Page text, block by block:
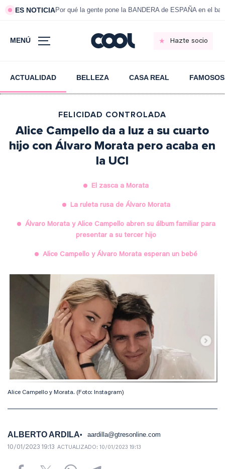
ES NOTICIAPor qué la gente pone la BANDERA de ESPAÑA en el
MENÚ Hazte socio
ACTUALIDAD BELLEZA CASA REAL FAMOSOS
FELICIDAD CONTROLADA
Alice Campello da a luz a su cuarto
hijo con Álvaro Morata pero acaba en
la UCI
El zasca a Morata
La ruleta rusa de Álvaro Morata
Álvaro Morata y Alice Campello abren su álbum familiar para
presentar a su tercer hijo
Alice Campello y Álvaro Morata esperan un bebé
Alice Campello y Morata. (Foto: Instagram)
ALBERTO ARDILA aardilla@gtresonline.com
10/01/2023 19:13 ACTUALIZADO: 10/01/2023 19:13